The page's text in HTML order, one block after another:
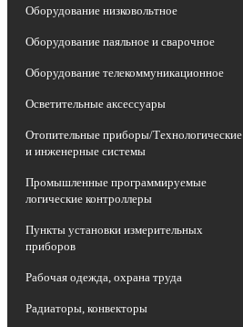
Оборудование низковольтное
Оборудование паяльное и сварочное
Оборудование телекоммуникационное
Осветительные аксессуары
Отопительные приборы/Технологические
и инженерные системы
Промышленные программируемые
логические контроллеры
Пункты установки измерительных
приборов
Рабочая одежда, охрана труда
Радиаторы, конвекторы